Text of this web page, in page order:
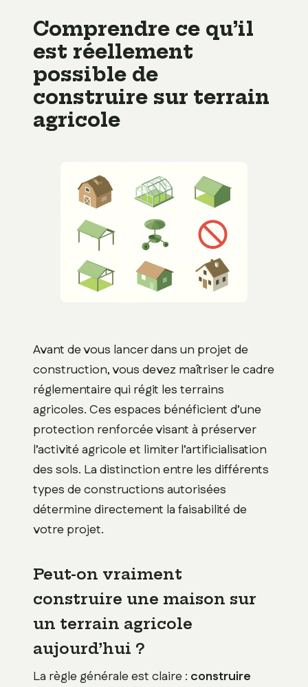
Comprendre ce qu’il
est réellement
possible de
construire sur terrain
agricole
Avant de vous lancer dans un projet de
construction, vous devez maîtriser le cadre
réglementaire qui régit les terrains
agricoles. Ces espaces bénéficient d’une
protection renforcée visant à préserver
l’activité agricole et limiter l’artificialisation
des sols. La distinction entre les différents
types de constructions autorisées
détermine directement la faisabilité de
votre projet.
Peut-on vraiment
construire une maison sur
un terrain agricole
aujourd’hui ?
La règle générale est claire : construire